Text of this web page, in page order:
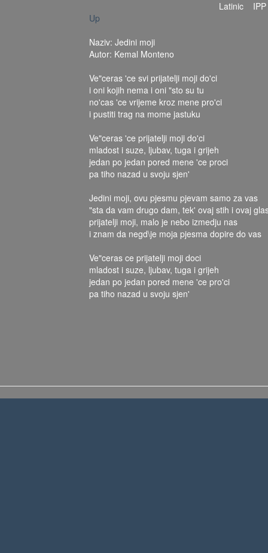
Latinic
IPP
Up
Naziv: Jedini moji
Autor: Kemal Monteno
Ve"ceras 'ce svi prijatelji moji do'ci
i oni kojih nema i oni "sto su tu
no'cas 'ce vrijeme kroz mene pro'ci
i pustiti trag na mome jastuku
Ve"ceras 'ce prijatelji moji do'ci
mladost i suze, ljubav, tuga i grijeh
jedan po jedan pored mene 'ce proci
pa tiho nazad u svoju sjen'
Jedini moji, ovu pjesmu pjevam samo za vas
"sta da vam drugo dam, tek' ovaj stih i ovaj
prijatelji moji, malo je nebo izmedju nas
i znam da negd\je moja pjesma dopire do vas
Ve"ceras ce prijatelji moji doci
mladost i suze, ljubav, tuga i grijeh
jedan po jedan pored mene 'ce pro'ci
pa tiho nazad u svoju sjen'